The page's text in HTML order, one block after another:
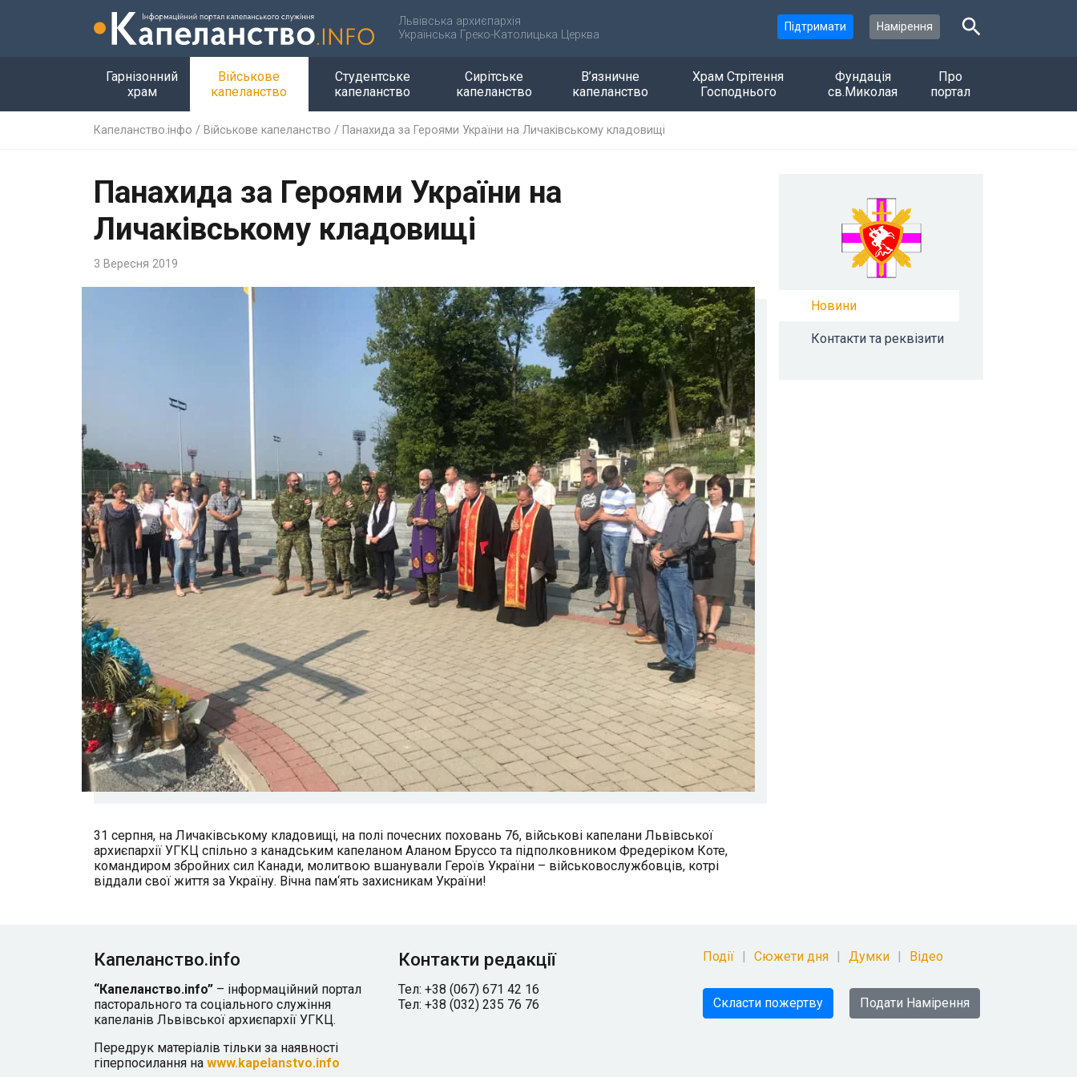
Львівська архиєпархія
Українська Греко-Католицька Церква
Підтримати Намірення
Гарнізонний
храм
Військове
капеланство
Студентське
капеланство
Сирітське
капеланство
В’язничне
капеланство
Храм Стрітення
Господнього
Фундація
св.Миколая
Про
портал
Капеланство.інфо / Військове капеланство / Панахида за Героями України на Личаківському кладовищі
Панахида за Героями України на
Личаківському кладовищі
3 Вересня 2019
31 серпня, на Личаківському кладовищі, на полі почесних поховань 76, військові капелани Львівської
архиєпархії УГКЦ спільно з канадським капеланом Аланом Бруссо та підполковником Фредеріком Коте,
командиром збройних сил Канади, молитвою вшанували Героїв України – військовослужбовців, котрі
віддали свої життя за Україну. Вічна пам‘ять захисникам України!
Новини
Контакти та реквізити
Капеланство.info
“Капеланство.info” – інформаційний портал
пасторального та соціального служіння
капеланів Львівської архиєпархії УГКЦ.
Передрук матеріалів тільки за наявності
гіперпосилання на www.kapelanstvo.info
Контакти редакції
Тел: +38 (067) 671 42 16
Тел: +38 (032) 235 76 76
Події Сюжети дня Думки Відео
Скласти пожертву Подати Намірення